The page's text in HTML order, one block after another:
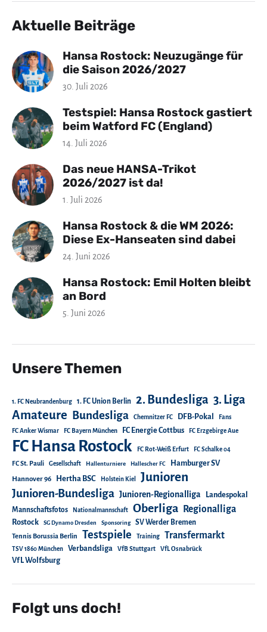
Aktuelle Beiträge
Hansa Rostock: Neuzugänge für
die Saison 2026/2027
30. Juli 2026
Testspiel: Hansa Rostock gastiert
beim Watford FC (England)
14. Juli 2026
Das neue HANSA-Trikot
2026/2027 ist da!
1. Juli 2026
Hansa Rostock & die WM 2026:
Diese Ex-Hanseaten sind dabei
24. Juni 2026
Hansa Rostock: Emil Holten bleibt
an Bord
5. Juni 2026
Unsere Themen
1. FC Neubrandenburg 1. FC Union Berlin 2. Bundesliga 3. Liga
Amateure Bundesliga Chemnitzer FC DFB-Pokal Fans
FC Anker Wismar FC Bayern München FC Energie Cottbus FC Erzgebirge Aue
FC Hansa Rostock FC Rot-Weiß Erfurt FC Schalke 04
FC St. Pauli Gesellschaft Hallenturniere Hallescher FC Hamburger SV
Hannover 96 Hertha BSC Holstein Kiel Junioren
Junioren-Bundesliga Junioren-Regionalliga
Landespokal
Mannschaftsfotos
Nationalmannschaft Oberliga Regionalliga
Rostock SG Dynamo Dresden Sponsoring SV Werder Bremen
Tennis Borussia Berlin Testspiele Training Transfermarkt
TSV 1860 München Verbandsliga VfB Stuttgart VfL Osnabrück
VfL Wolfsburg
Folgt uns doch!